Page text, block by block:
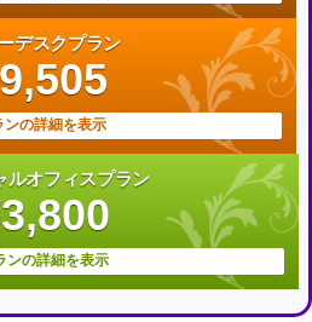
デスクプラン
ンの詳細を表示
ルオフィスプラン
ンの詳細を表示